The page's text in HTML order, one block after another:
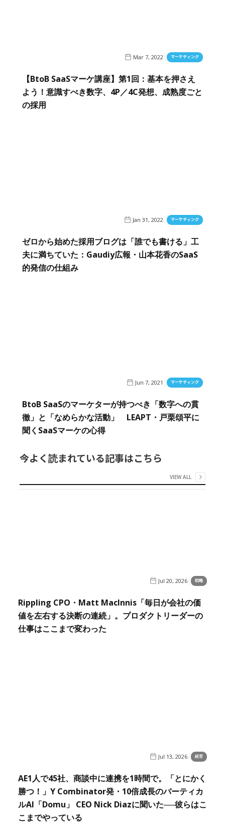
Mar 7, 2022 マーケティング
【BtoB SaaSマーケ講座】第1回：基本を押さえ
よう！意識すべき数字、4P／4C発想、成熟度ごと
の採用
Jan 31, 2022 マーケティング
ゼロから始めた採用ブログは「誰でも書ける」工
夫に満ちていた：Gaudiy広報・山本花香のSaaS
的発信の仕組み
Jun 7, 2021 マーケティング
BtoB SaaSのマーケターが持つべき「数字への貫
徹」と「なめらかな活動」 LEAPT・戸栗頌平に
聞くSaaSマーケの心得
今よく読まれている記事はこちら
VIEW ALL
Jul 20, 2026 戦略
Rippling CPO・Matt MacInnis「毎日が会社の価
値を左右する決断の連続」。プロダクトリーダーの
仕事はここまで変わった
Jul 13, 2026 経営
AE1人で45社、商談中に連携を1時間で。「とにかく
勝つ！」Y Combinator発・10倍成長のバーティカ
ルAI「Domu」 CEO Nick Diazに聞いた──彼らはこ
こまでやっている